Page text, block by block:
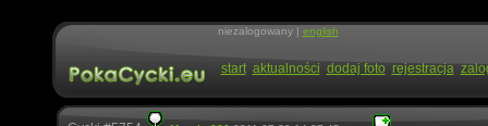
niezalogowany | english
start aktualności dodaj foto rejestracja